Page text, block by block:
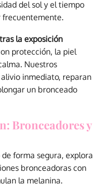
del sol y el tiempo
frecuentemente.
la exposición
protección, la piel
Nuestros
inmediato, reparan
un bronceado
Bronceadores y
forma segura, explora
bronceadoras con
la melanina.